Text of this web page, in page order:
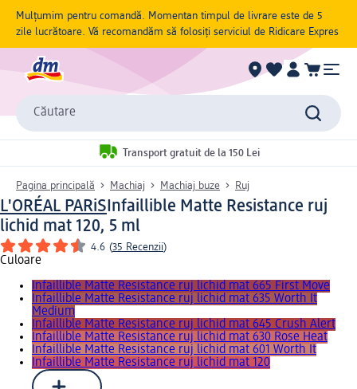
Mulțumim pentru comandă. Momentan timpul de livrare este de 5
zile lucrătoare. Vă recomandăm să folosiți serviciul de Ridicare Expres
Căutare
Transport gratuit de la 150 Lei
Pagina principală Machiaj Machiaj buze Ruj
L'ORÉAL PARiS Infaillible Matte Resistance ruj
lichid mat 120, 5 ml
4.6 (35 Recenzii)
Culoare
Infaillible Matte Resistance ruj lichid mat 665 First Move
Infaillible Matte Resistance ruj lichid mat 635 Worth It
Medium
Infaillible Matte Resistance ruj lichid mat 645 Crush Alert
Infaillible Matte Resistance ruj lichid mat 630 Rose Heat
Infaillible Matte Resistance ruj lichid mat 601 Worth It
Infaillible Matte Resistance ruj lichid mat 120